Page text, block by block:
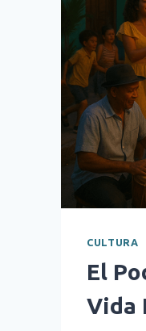
CULTURA
El
Vida